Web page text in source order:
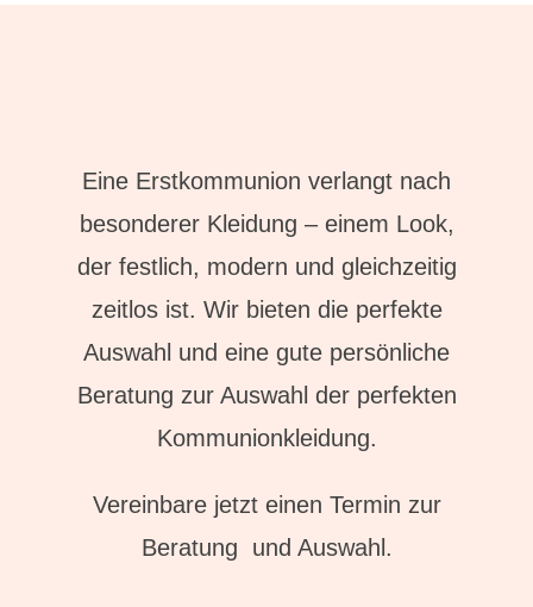
Eine Erstkommunion verlangt nach
besonderer Kleidung – einem Look,
der festlich, modern und gleichzeitig
zeitlos ist. Wir bieten die perfekte
Auswahl und eine gute persönliche
Beratung zur Auswahl der perfekten
Kommunionkleidung.
Vereinbare jetzt einen Termin zur
Beratung und Auswahl.